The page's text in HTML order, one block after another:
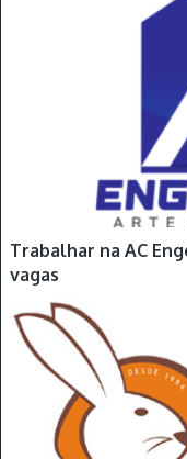
Trabalhar na AC
vagas